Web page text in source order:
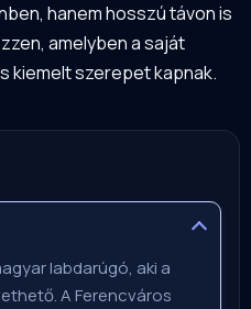
hanem hosszú távon is
amelyben a saját
kiemelt szerepet kapnak.
labdarúgó, aki a
A Ferencváros